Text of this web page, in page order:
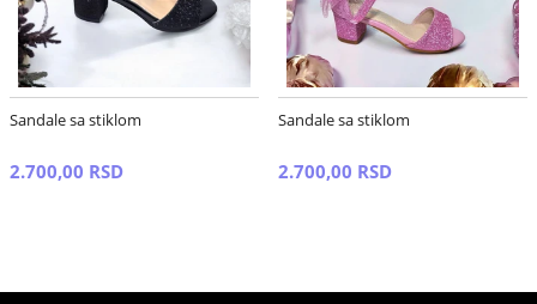
Sandale sa stiklom
2.700,00 RSD
Sandale sa stiklom
2.700,00 RSD